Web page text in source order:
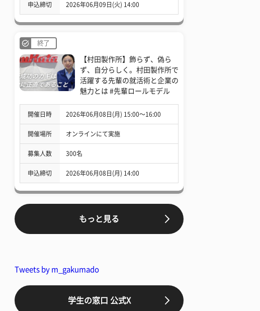
申込締切 2026年06月09日(火) 14:00
終了
【村田製作所】飾らず、偽ら
ず、自分らしく。村田製作所で
活躍する先輩の就活術と企業の
魅力とは #先輩ロールモデル
開催日時 2026年06月08日(月) 15:00〜16:00
開催場所 オンラインにて実施
募集人数 300名
申込締切 2026年06月08日(月) 14:00
もっと見る
Tweets by m_gakumado
学生の窓口 公式X